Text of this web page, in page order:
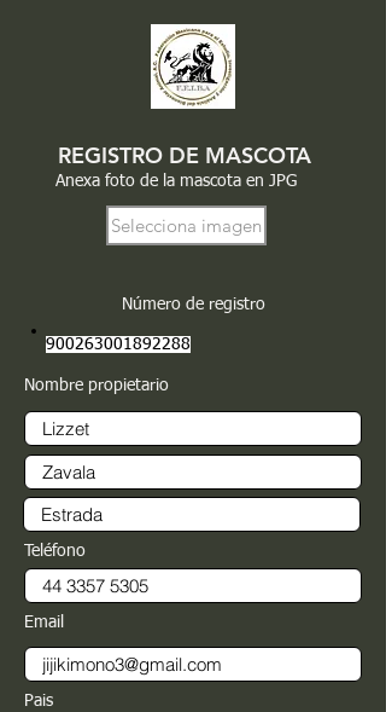
REGISTRO DE MASCOTA
Anexa foto de la mascota en JPG
Selecciona imagen
Número de registro
900263001892288
Nombre propietario
Teléfono
Email
Pais